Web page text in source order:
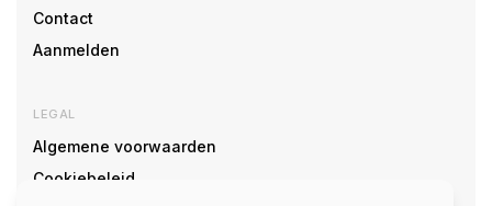
Contact
Aanmelden
LEGAL
Algemene voorwaarden
Cookiebeleid